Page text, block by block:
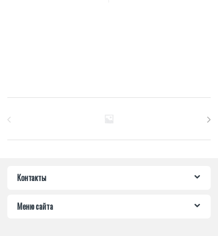
Контакты
Меню сайта